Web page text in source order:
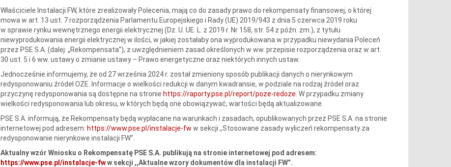
Właściciele Instalacji FW, które zrealizowały Polecenia, mają co do zasady prawo do rekompensaty finansowej, o której
mowa w art. 13 ust. 7 rozporządzenia Parlamentu Europejskiego i Rady (UE) 2019/943 z dnia 5 czerwca 2019 roku
w sprawie rynku wewnętrznego energii elektrycznej (Dz. U. UE. L. z 2019 r. Nr 158, str. 54 z późn. zm.), z tytułu
niewyprodukowania energii elektrycznej w ilości, w jakiej zostałaby ona wyprodukowana w przypadku niewydania Poleceń
przez PSE S.A. (dalej: „Rekompensata”), z uwzględnieniem zasad określonych w ww. przepisie rozporządzenia oraz w art.
30 ust. 5 i 6 ww. ustawy o zmianie ustawy – Prawo energetyczne oraz niektórych innych ustaw.
Jednocześnie informujemy, że od 27 września 2024 r. został zmieniony sposób publikacji danych o nierynkowym
redysponowaniu źródeł OZE. Informacje o wielkości redukcji w danym kwadransie, w podziale na rodzaj źródeł oraz
przyczynę redysponowania są dostępne na stronie https://raporty.pse.pl/report/poze-redoze . W przypadku zmiany
wielkości redysponowania lub okresu, w których będą one obowiązywać, wartości będą aktualizowane.
PSE S.A. informują, że Rekompensaty będą wypłacane na warunkach i zasadach, opublikowanych przez PSE S.A. na stronie
internetowej pod adresem: https://www.pse.pl/instalacje-fw w sekcji ,,Stosowane zasady wyliczeń rekompensaty za
redysponowanie nierynkowe instalacji FW”.
Aktualny wzór Wniosku o Rekompensatę PSE S.A. publikują na stronie internetowej pod adresem:
https://www.pse.pl/instalacje-fww sekcji ,,Aktualne wzory dokumentów dla instalacji FW”.